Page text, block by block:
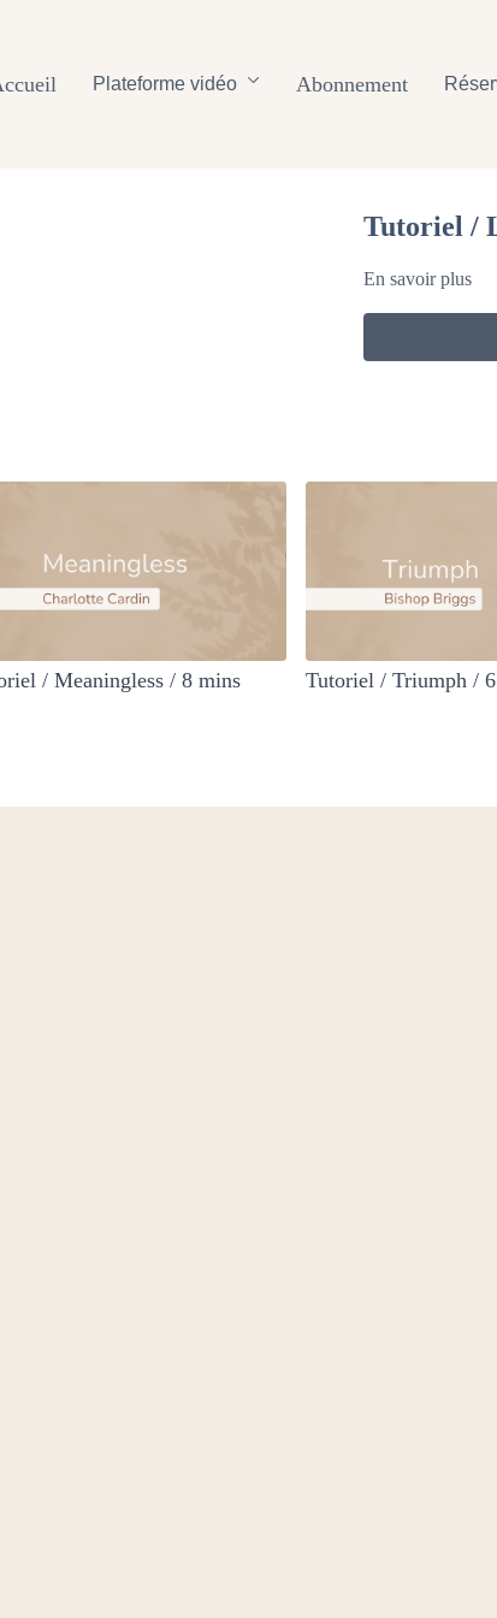
Plateforme vidéo Abonnement
Tutoriel /
En savoir plus
/ Meaningless / 8 mins Tutoriel / Triumph /